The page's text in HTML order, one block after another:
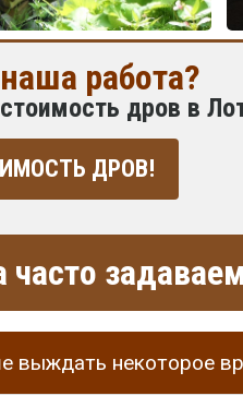
работа?
дров в
ДРОВ!
выждать некоторое